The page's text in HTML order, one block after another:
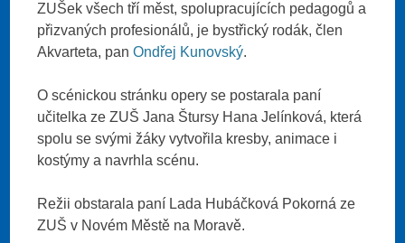
ZUŠek všech tří měst, spolupracujících pedagogů a
přizvaných profesionálů, je bystřický rodák, člen
Akvarteta, panOndřej Kunovský.
O scénickou stránku opery se postarala paní
učitelka ze ZUŠ Jana Štursy Hana Jelínková, která
spolu se svými žáky vytvořila kresby, animace i
kostýmy a navrhla scénu.
Režii obstarala paní Lada Hubáčková Pokorná ze
ZUŠ v Novém Městě na Moravě.